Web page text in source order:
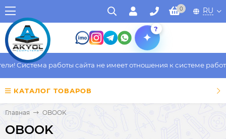
0 RU
?
Система работы сайта не имеет отношения к системе
КАТАЛОГ ТОВАРОВ
Главная OBOOK
OBOOK